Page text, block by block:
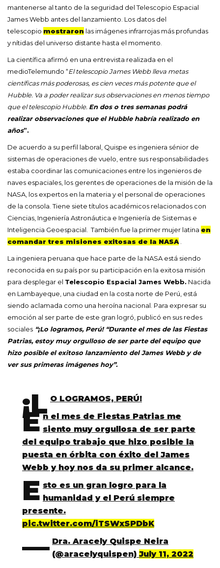
mantenerse al tanto de la seguridad del Telescopio Espacial
James Webb antes del lanzamiento. Los datos del
telescopio mostraron las imágenes infrarrojas más profundas
y nítidas del universo distante hasta el momento.
La científica afirmó en una entrevista realizada en el
medioTelemundo “El telescopio James Webb lleva metas
científicas más poderosas, es cien veces más potente que el
Hubble. Va a poder realizar sus observaciones en menos tiempo
que el telescopio Hubble. En dos o tres semanas podrá
realizar observaciones que el Hubble habría realizado en
años”.
De acuerdo a su perfil laboral, Quispe es ingeniera sénior de
sistemas de operaciones de vuelo, entre sus responsabilidades
estaba coordinar las comunicaciones entre los ingenieros de
naves espaciales, los gerentes de operaciones de la misión de la
NASA, los expertos en la materia y el personal de operaciones
de la consola. Tiene siete títulos académicos relacionados con
Ciencias, Ingeniería Astronáutica e Ingeniería de Sistemas e
Inteligencia Geoespacial. También fue la primer mujer latina en
comandar tres misiones exitosas de la NASA
La ingeniera peruana que hace parte de la NASA está siendo
reconocida en su país por su participación en la exitosa misión
para desplegar el Telescopio Espacial James Webb. Nacida
en Lambayeque, una ciudad en la costa norte de Perú, está
siendo aclamada como una heroína nacional. Para expresar su
emoción al ser parte de este gran logró, publicó en sus redes
sociales “¡Lo logramos, Perú! “Durante el mes de las Fiestas
Patrias, estoy muy orgulloso de ser parte del equipo que
hizo posible el exitoso lanzamiento del James Webb y de
ver sus primeras imágenes hoy”.
¡L O LOGRAMOS, PERÚ!
E n el mes de Fiestas Patrias me
siento muy orgullosa de ser parte
del equipo trabajo que hizo posible la
puesta en órbita con éxito del James
Webb y hoy nos da su primer alcance.
E sto es un gran logro para la
humanidad y el Perú siempre
presente.
pic.twitter.com/iTSWxSPDbK
— Dra. Aracely Quispe Neira
(@aracelyquispen) July 11, 2022